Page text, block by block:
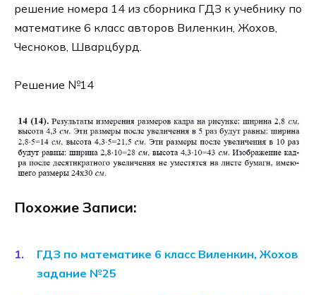
решение номера 14 из сборника ГДЗ к учебнику по
математике 6 класс авторов Виленкин, Жохов,
Чесноков, Шварцбурд.
Решение №14
Похожие Записи:
ГДЗ по математике 6 класс Виленкин, Жохов
задание №25